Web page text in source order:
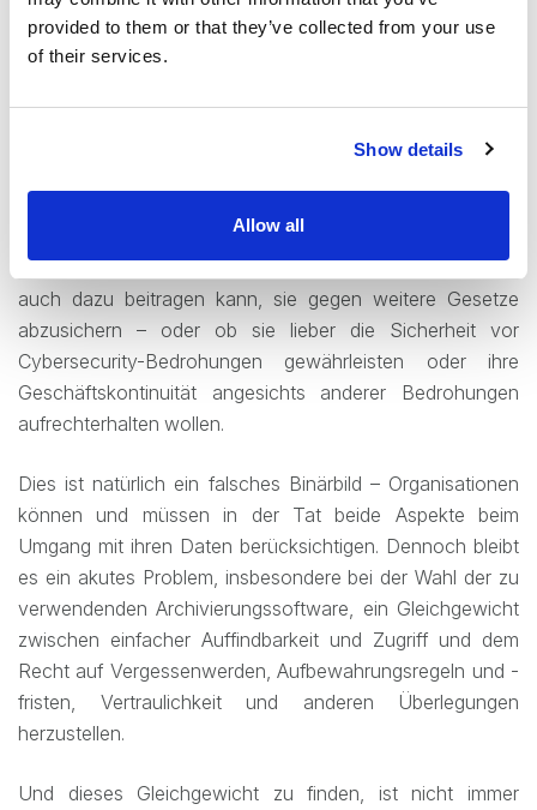
provided to them or that they’ve collected from your use
of their services.
Show details
Allow all
Andererseits kann jeder, der mit der Frage vertraut ist,wie
die DSGVO mit der Archivierung interagiert
Grundsätzen in Konflikt geraten können, einschließlich
schwierige Entscheidung treffen müssen, ob sie sich
stärker an den Geist der Vorschriften halten wollen – was
auch dazu beitragen kann, sie gegen weitere Gesetze
abzusichern – oder ob sie lieber die Sicherheit vor
Cybersecurity-Bedrohungen gewährleisten oder ihre
Geschäftskontinuität angesichts anderer Bedrohungen
aufrechterhalten wollen.
Dies ist natürlich ein falsches Binärbild – Organisationen
können und müssen in der Tat beide Aspekte beim
Umgang mit ihren Daten berücksichtigen. Dennoch bleibt
es ein akutes Problem, insbesondere bei der Wahl der zu
verwendenden Archivierungssoftware, ein Gleichgewicht
zwischen einfacher Auffindbarkeit und Zugriff und dem
Recht auf Vergessenwerden, Aufbewahrungsregeln und -
fristen, Vertraulichkeit und anderen Überlegungen
herzustellen.
Und dieses Gleichgewicht zu finden, ist nicht immer